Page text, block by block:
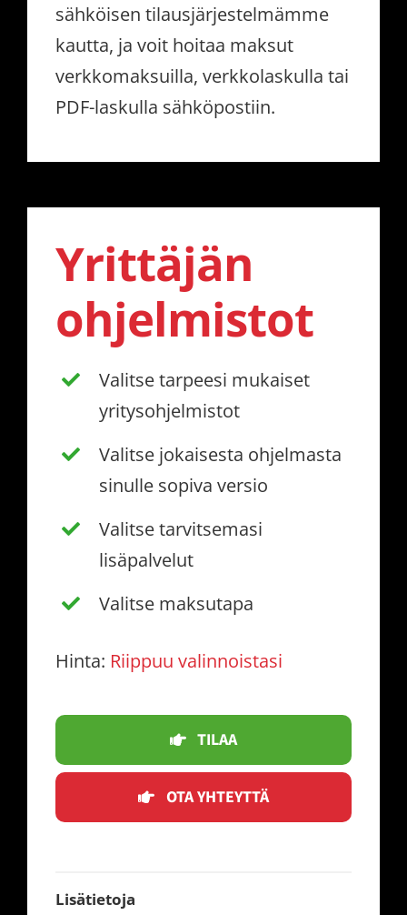
sähköisen tilausjärjestelmämme
kautta, ja voit hoitaa maksut
verkkomaksuilla, verkkolaskulla tai
PDF-laskulla sähköpostiin.
Yrittäjän
ohjelmistot
Valitse tarpeesi mukaiset
yritysohjelmistot
Valitse jokaisesta ohjelmasta
sinulle sopiva versio
Valitse tarvitsemasi
lisäpalvelut
Valitse maksutapa
Hinta: Riippuu valinnoistasi
TILAA
OTA YHTEYTTÄ
Lisätietoja